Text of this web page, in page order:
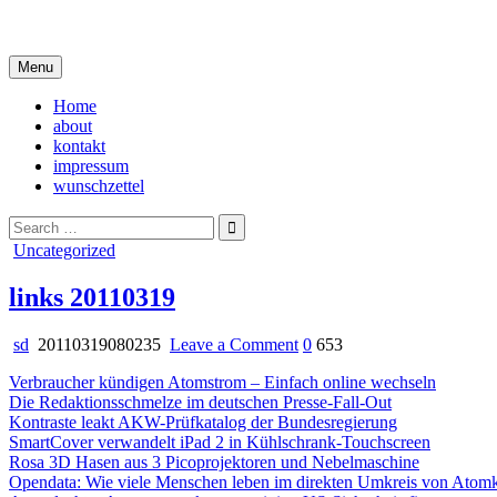
content
Menu
Home
about
kontakt
impressum
wunschzettel
Search
for:
Posted
Uncategorized
links 20110319
sd 20110319080235 Leave a Commenton
20110319
0 653
Verbraucher kündigen Atomstrom – Einfach online wechseln
Die Redaktionsschmelze im deutschen Presse-Fall-Out
Kontraste leakt AKW-Prüfkatalog der Bundesregierung
SmartCover verwandelt iPad 2 in Kühlschrank-Touchscreen
Rosa 3D Hasen aus 3 Picoprojektoren und Nebelmaschine
Opendata: Wie viele Menschen leben im direkten Umkreis von